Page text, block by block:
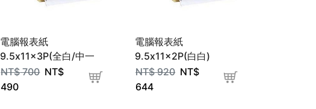
電腦報表紙
9.5x11x3P(全白/中一
刀)
NT$700 NT$
490
電腦報表紙
9.5x11x2P(白白)
NT$920 NT$
644